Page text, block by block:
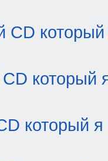
CD который
который
который я